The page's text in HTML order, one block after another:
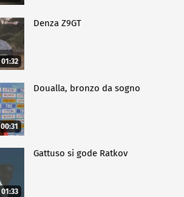
01:32
Denza Z9GT
00:31
Doualla, bronzo da sogno
01:33
Gattuso si gode Ratkov